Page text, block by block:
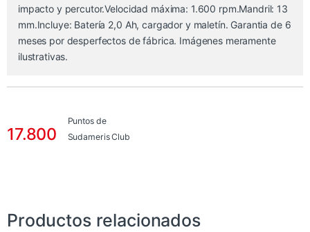
impacto y percutor.Velocidad máxima: 1.600 rpm.Mandril: 13
mm.Incluye: Batería 2,0 Ah, cargador y maletín. Garantia de 6
meses por desperfectos de fábrica. Imágenes meramente
ilustrativas.
17.800
Puntos de
Sudameris Club
Productos relacionados